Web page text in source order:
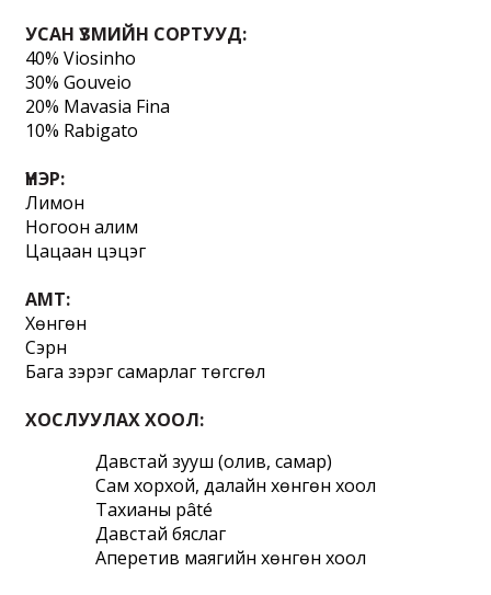
УСАН ҮЗМИЙН СОРТУУД:
﻿40% Viosinho
30% Gouveio
20% Mavasia Fina
10% Rabigato
ҮНЭР:
Лимон
Ногоон алим
Цацаан цэцэг
АМТ:
Хөнгөн
Сэрүүн
Бага зэрэг самарлаг төгсгөл
ХОСЛУУЛАХ ХООЛ:
﻿Давстай зууш (олив, самар)
Сам хорхой, далайн хөнгөн хоол
Тахианы pâté
Давстай бяслаг
Аперетив маягийн хөнгөн хоол